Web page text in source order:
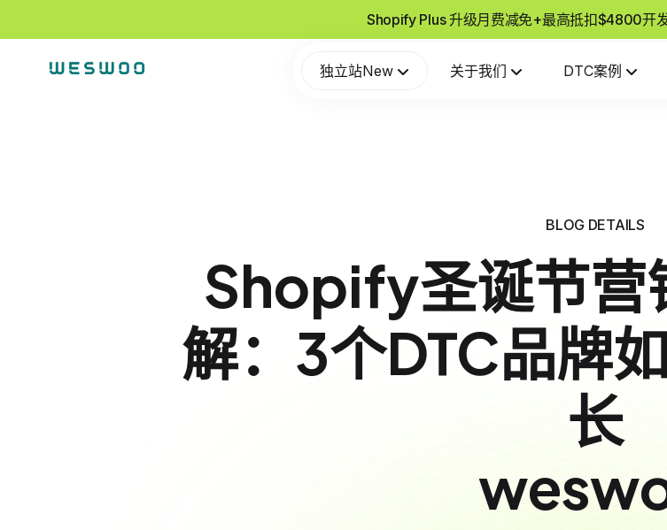
Shopify Plus 升级月费减免+最高抵扣$4800开
独立站New 关于我们 DTC案例
BLOG DETAILS
Shopify圣诞节营
解：3个DTC品牌
长